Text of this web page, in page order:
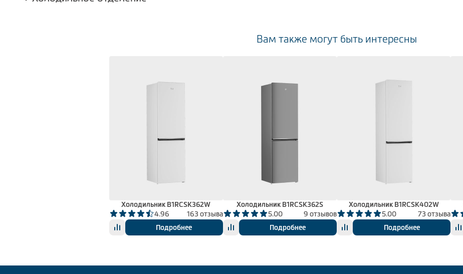
Вам также могут быть интересны
Холодильник B1RCSK362W
4.96
163 отзыва
Подробнее
Холодильник B1RCSK362S
5.00
9 отзывов
Подробнее
Холодильник B1RCSK402W
5.00
73 отзыва
Подробнее